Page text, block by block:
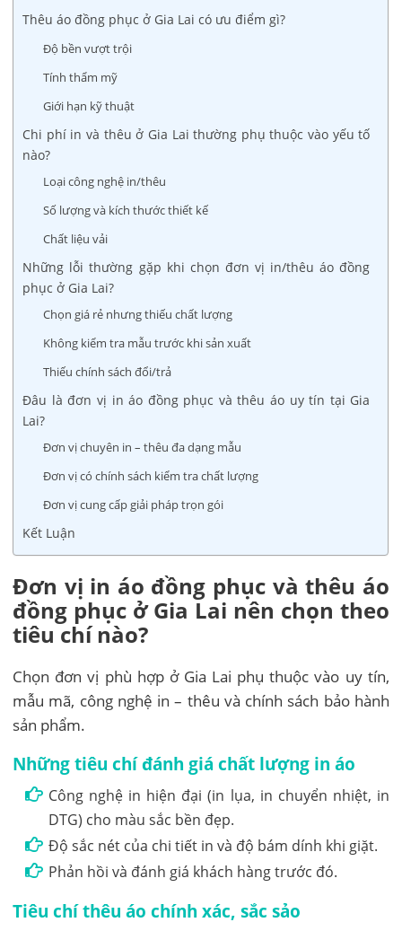
Thêu áo đồng phục ở Gia Lai có ưu điểm gì?
Độ bền vượt trội
Tính thẩm mỹ
Giới hạn kỹ thuật
Chi phí in và thêu ở Gia Lai thường phụ thuộc vào yếu tố
nào?
Loại công nghệ in/thêu
Số lượng và kích thước thiết kế
Chất liệu vải
Những lỗi thường gặp khi chọn đơn vị in/thêu áo đồng
phục ở Gia Lai?
Chọn giá rẻ nhưng thiếu chất lượng
Không kiểm tra mẫu trước khi sản xuất
Thiếu chính sách đổi/trả
Đâu là đơn vị in áo đồng phục và thêu áo uy tín tại Gia
Lai?
Đơn vị chuyên in – thêu đa dạng mẫu
Đơn vị có chính sách kiểm tra chất lượng
Đơn vị cung cấp giải pháp trọn gói
Kết Luận
Đơn vị in áo đồng phục và thêu áo
đồng phục ở Gia Lai nên chọn theo
tiêu chí nào?
Chọn đơn vị phù hợp ở Gia Lai phụ thuộc vào uy tín,
mẫu mã, công nghệ in – thêu và chính sách bảo hành
sản phẩm.
Những tiêu chí đánh giá chất lượng in áo
Công nghệ in hiện đại (in lụa, in chuyển nhiệt, in
DTG) cho màu sắc bền đẹp.
Độ sắc nét của chi tiết in và độ bám dính khi giặt.
Phản hồi và đánh giá khách hàng trước đó.
Tiêu chí thêu áo chính xác, sắc sảo